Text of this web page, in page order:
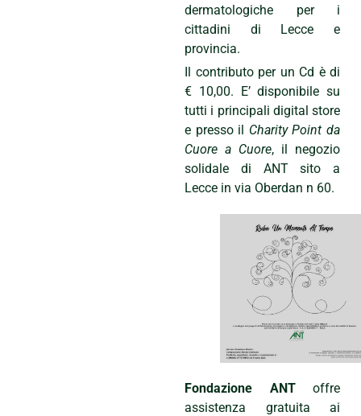
dermatologiche per i
cittadini di Lecce e
provincia.
Il contributo per un Cd è di
€ 10,00. E’ disponibile su
tutti i principali digital store
e presso il Charity Point da
Cuore a Cuore, il negozio
solidale di ANT sito a
Lecce in via Oberdan n 60.
Fondazione ANToffre
assistenza gratuita ai